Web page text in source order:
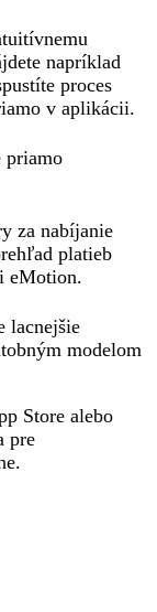
napríklad
proces
v aplikácii.
priamo
za nabíjanie
platieb
eMotion.
lacnejšie
modelom
Store alebo
pre